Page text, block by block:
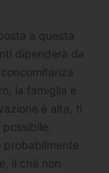
a questa
dipenderà da
la famiglia e
è alta, ti
probabilmente
il chè non